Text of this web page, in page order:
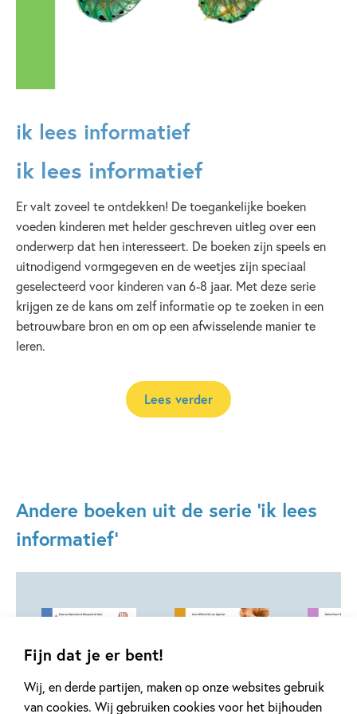
Fijn dat je er bent!
Wij, en derde partijen, maken op onze websites gebruik
van cookies. Wij gebruiken cookies voor het bijhouden
ik lees informatief
ik lees informatief
Er valt zoveel te ontdekken! De toegankelijke boeken
voeden kinderen met helder geschreven uitleg over een
onderwerp dat hen interesseert. De boeken zijn speels en
uitnodigend vormgegeven en de weetjes zijn speciaal
geselecteerd voor kinderen van 6-8 jaar. Met deze serie
krijgen ze de kans om zelf informatie op te zoeken in een
betrouwbare bron en om op een afwisselende manier te
leren.
Lees verder
Andere boeken uit de serie 'ik lees
informatief'
02-11-2026 02-11-2026